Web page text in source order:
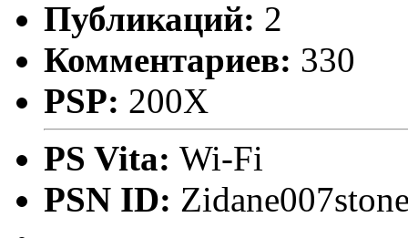
Публикаций: 2
Комментариев: 330
PSP: 200X
PS Vita: Wi-Fi
PSN ID: